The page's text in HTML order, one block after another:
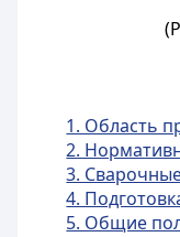
1. Область
2.
3.
4.
5. Общие